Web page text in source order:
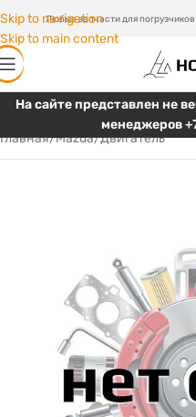
Skip to navigation
Skip to main content
Любые запчасти для
На сайте представлен не
менеджеров
Главная/Mazda/Двигатель